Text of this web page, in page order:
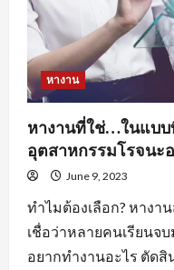
หางาน
หางานที่ใช่…ในแบ
อุตสาหกรรมโรจนะ
June 9, 2023
ทำไมต้องเลือก? หาง
เชื่อว่าหลายคนเรียนจ
อยากทำงานอะไร ตัดสิ